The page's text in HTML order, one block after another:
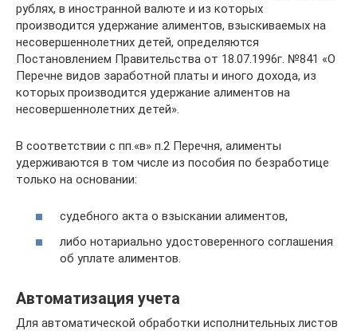
рублях, в иностранной валюте и из которых
производится удержание алиментов, взыскиваемых на
несовершеннолетних детей, определяются
Постановлением Правительства от 18.07.1996г. №841 «О
Перечне видов заработной платы и иного дохода, из
которых производится удержание алиментов на
несовершеннолетних детей».
В соответствии с пп.«в» п.2 Перечня, алименты
удерживаются в том числе из пособия по безработице
только на основании:
судебного акта о взыскании алиментов,
либо нотариально удостоверенного соглашения
об уплате алиментов.
Автоматизация учета
Для автоматической обработки исполнительных листов